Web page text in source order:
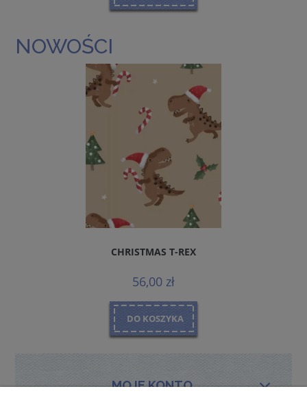
NOWOŚCI
CHRISTMAS T-REX
56,00 zł
DO KOSZYKA
MOJE KONTO